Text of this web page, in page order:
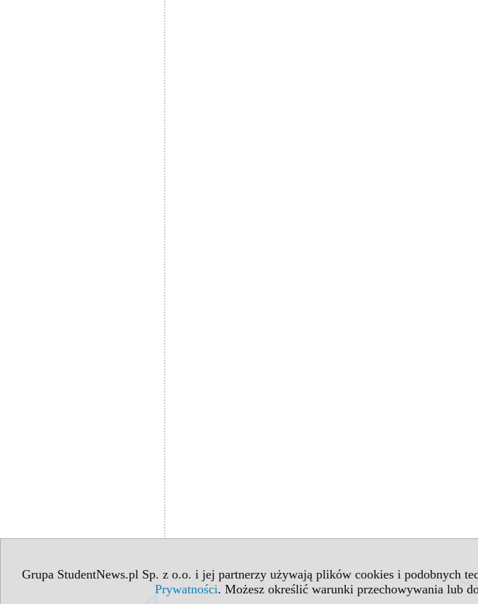
Grupa StudentNews.pl Sp. z o.o. i jej partnerzy używają plików cookies i podobnych
Prywatności. Możesz określić warunki przechowywania lub